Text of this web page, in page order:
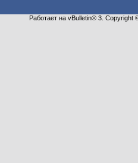
Работает на vBulletin® 3.